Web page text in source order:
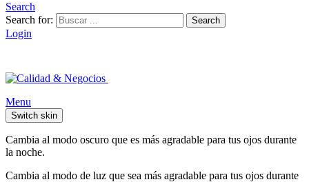
Search
Search for:
Search
Login
Menu
Switch skin
Cambia al modo oscuro que es más agradable para tus ojos durante
la noche.
Cambia al modo de luz que sea más agradable para tus ojos durante